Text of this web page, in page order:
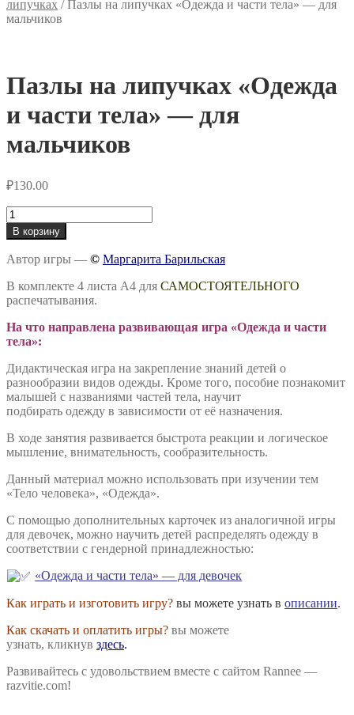
липучках /Пазлы на липучках «Одежда и части тела» — для
мальчиков
Пазлы на липучках «Одежда
и части тела» — для
мальчиков
₽130.00
Количество
товара
Пазлы
на
липучках
«Одежда
и
тела»
-
мальчиков
В корзину
Автор игры — © Маргарита Барильская
В комплекте 4 листа А4 для САМОСТОЯТЕЛЬНОГО
распечатывания.
На что направлена развивающая игра «Одежда и части
тела»:
Дидактическая игра на закрепление знаний детей о
разнообразии видов одежды. Кроме того, пособие познакомит
малышей с названиями частей тела, научит
подбирать одежду в зависимости от её назначения.
В ходе занятия развивается быстрота реакции и логическое
мышление, внимательность, сообразительность.
Данный материал можно использовать при изучении тем
«Тело человека», «Одежда».
С помощью дополнительных карточек из аналогичной игры
для девочек, можно научить детей распределять одежду в
соответствии с гендерной принадлежностью:
«Одежда и части тела» — для девочек
Как играть и изготовить игру? вы можете узнать в описании.
Как скачать и оплатить игры? вы можете
узнать, кликнув здесь.
Развивайтесь с удовольствием вместе с сайтом Rannee —
razvitie.com!